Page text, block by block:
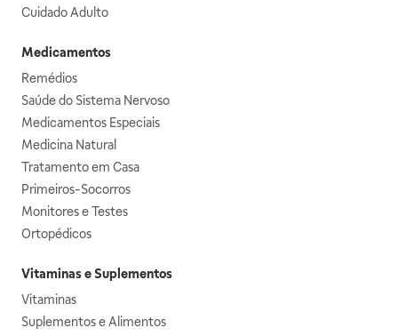
Cuidado Adulto
Medicamentos
Remédios
Saúde do Sistema Nervoso
Medicamentos Especiais
Medicina Natural
Tratamento em Casa
Primeiros-Socorros
Monitores e Testes
Ortopédicos
Vitaminas e Suplementos
Vitaminas
Suplementos e Alimentos